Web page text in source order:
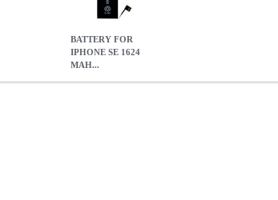
BATTERY FOR
IPHONE SE 1624
MAH...